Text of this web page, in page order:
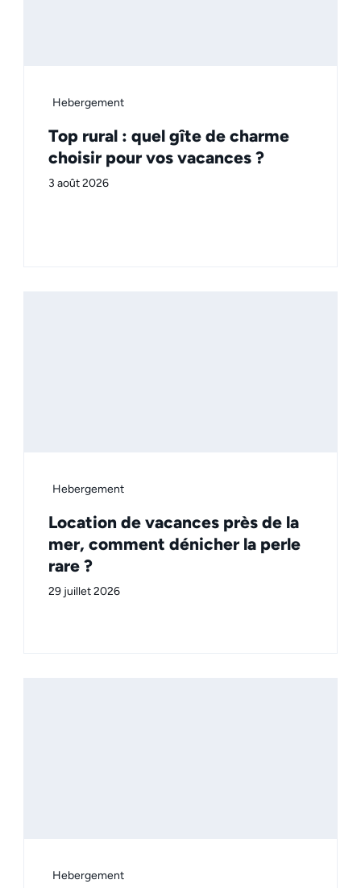
Hebergement
Top rural : quel gîte de charme
choisir pour vos vacances ?
3 août 2026
Hebergement
Location de vacances près de la
mer, comment dénicher la perle
rare ?
29 juillet 2026
Hebergement